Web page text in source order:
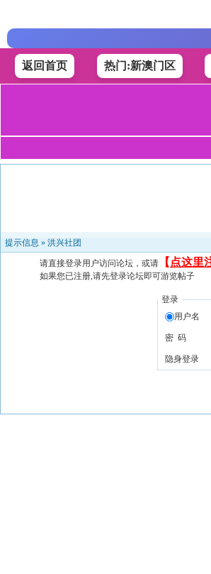
返回首页 热门:新澳门区
提示信息 » 洪兴社团
请直接登录用户访问论坛，或请 【 点这里
如果您已注册,请先登录论坛即可游览帖子
登录
用户名
密 码
隐身登录